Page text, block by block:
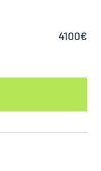
4100€